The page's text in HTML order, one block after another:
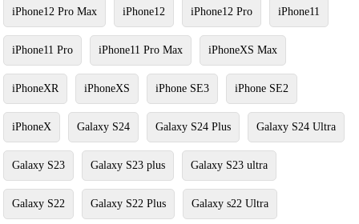
iPhone12 Pro Max iPhone12 iPhone12 Pro iPhone11
iPhone11 Pro iPhone11 Pro Max iPhoneXS Max
iPhoneXR iPhoneXS iPhone SE3 iPhone SE2
iPhoneX Galaxy S24 Galaxy S24 Plus Galaxy S24 Ultra
Galaxy S23 Galaxy S23 plus Galaxy S23 ultra
Galaxy S22 Galaxy S22 Plus Galaxy s22 Ultra